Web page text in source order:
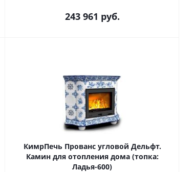
243 961 руб.
КимрПечь Прованс угловой Дельфт.
Камин для отопления дома (топка:
Ладья-600)